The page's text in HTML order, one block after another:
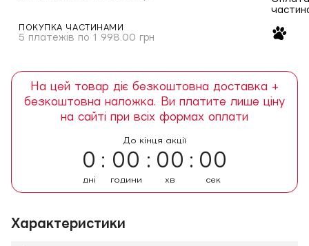
ПОКУПКА ЧАСТИНАМИ
5 платежів по 1 998.00 грн
На цей товар діє безкоштовна доставка +
безкоштовна наложка. Ви платите лише ціну
на сайті при всіх формах оплати
До кінця акції
0
дні
00
години
00
хв
00
сек
Характеристики